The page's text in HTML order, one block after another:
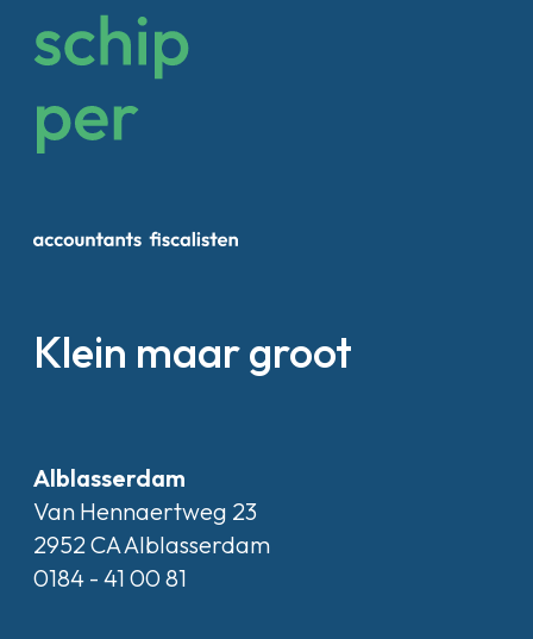
Klein maar groot
Alblasserdam
Van Hennaertweg 23
2952 CA Alblasserdam
0184 - 41 00 81